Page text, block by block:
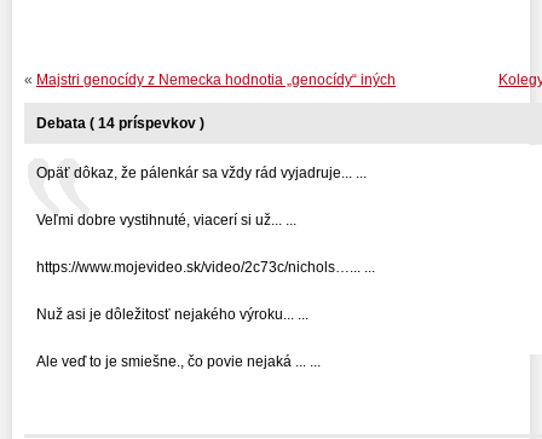
« Majstri genocídy z Nemecka hodnotia „genocídy“ iných
Debata ( 14 príspevkov )
Opäť dôkaz, že pálenkár sa vždy rád vyjadruje... ...
Veľmi dobre vystihnuté, viacerí si už... ...
https://www.mojevideo.sk/video/2c73c/nichols…... ...
Nuž asi je dôležitosť nejakého výroku... ...
Ale veď to je smiešne., čo povie nejaká ... ...